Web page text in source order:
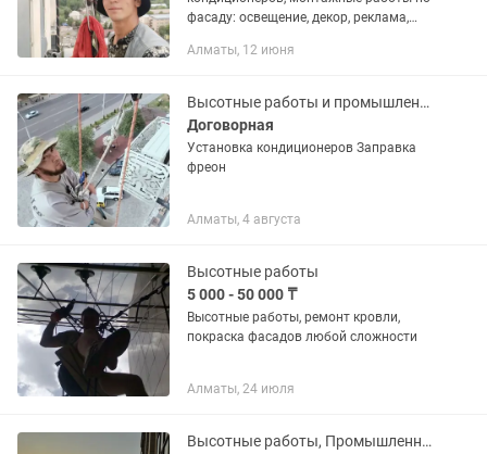
фасаду: освещение, декор, реклама,
сайдинг. Демонтаж, замена
Алматы, 12 июня
Высотные работы и промышленный альпинизм Алматы
Договорная
Установка кондиционеров Заправка
фреон
Алматы, 4 августа
Высотные работы
5 000 - 50 000 ₸
Высотные работы, ремонт кровли,
покраска фасадов любой сложности
Алматы, 24 июля
Высотные работы, Промышленные Альпинисты.